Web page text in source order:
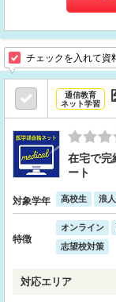
チェックを入れて資
通信教育
ネット学習
在宅で完
ート
対象学年 高校生 浪
特徴
オンライン
志望校対策
対応エリア